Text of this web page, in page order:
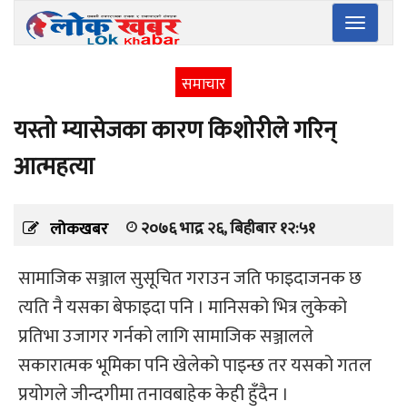
Toggle
समाचार
यस्तो म्यासेजका कारण किशोरीले गरिन्
आत्महत्या
लोकखबर २०७६ भाद्र २६, बिहीबार १२:५१
सामाजिक सञ्जाल सुसूचित गराउन जति फाइदाजनक छ
त्यति नै यसका बेफाइदा पनि । मानिसको भित्र लुकेको
प्रतिभा उजागर गर्नको लागि सामाजिक सञ्जालले
सकारात्मक भूमिका पनि खेलेको पाइन्छ तर यसको गतल
प्रयोगले जीन्दगीमा तनावबाहेक केही हुँदैन ।